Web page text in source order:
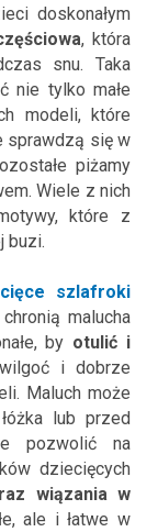
doskonałym
, która
snu. Taka
nie tylko małe
modeli, które
sprawdzą się w
piżamy
Wiele z nich
które z
buzi.
szlafroki
malucha
by otulić i
i dobrze
Maluch może
lub przed
pozwolić na
dziecięcych
wiązania w
ale i łatwe w